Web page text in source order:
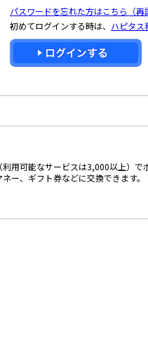
パスワードを忘れた方はこちら（再
初めてログインする時は、 ハピタス
用可能なサービスは3,000以上）で
ー、ギフト券などに交換できます。